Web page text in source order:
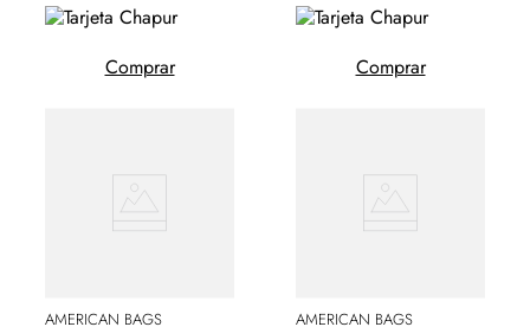
Comprar Comprar
AMERICAN BAGS AMERICAN BAGS